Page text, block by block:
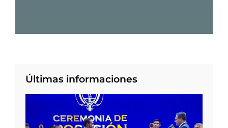
Últimas informaciones